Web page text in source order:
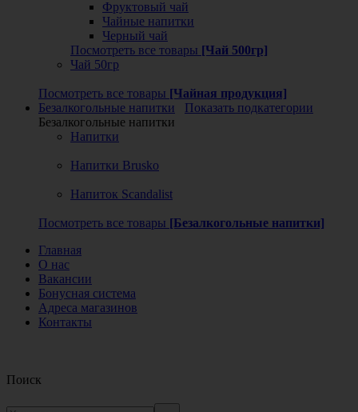
Фруктовый чай
Чайные напитки
Черный чай
Посмотреть все товары [Чай 500гр]
Чай 50гр
Посмотреть все товары [Чайная продукция]
Безалкогольные напитки
Показать подкатегории
Безалкогольные напитки
Напитки
Напитки Brusko
Напиток Scandalist
Посмотреть все товары [Безалкогольные напитки]
Главная
О нас
Вакансии
Бонусная система
Адреса магазинов
Контакты
Поиск